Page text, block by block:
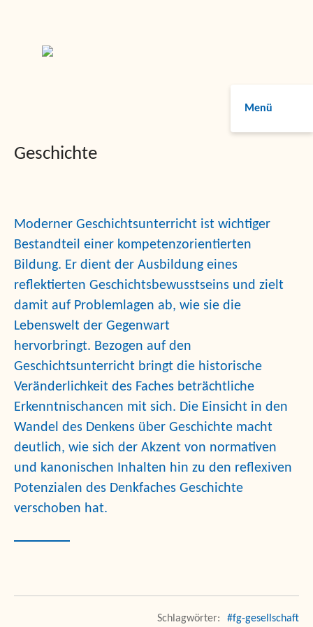
Menü
Geschichte
Moderner Geschichtsunterricht ist wichtiger
Bestandteil einer kompetenzorientierten
Bildung. Er dient der Ausbildung eines
reflektierten Geschichtsbewusstseins und zielt
damit auf Problemlagen ab, wie sie die
Lebenswelt der Gegenwart
hervorbringt. Bezogen auf den
Geschichtsunterricht bringt die historische
Veränderlichkeit des Faches beträchtliche
Erkenntnischancen mit sich. Die Einsicht in den
Wandel des Denkens über Geschichte macht
deutlich, wie sich der Akzent von normativen
und kanonischen Inhalten hin zu den reflexiven
Potenzialen des Denkfaches Geschichte
verschoben hat.
#fg-gesellschaft